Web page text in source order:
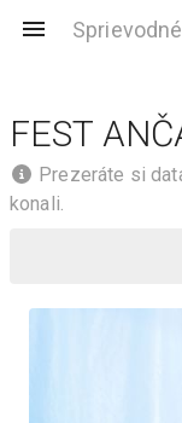
FEST
Prezeráte si
konali.